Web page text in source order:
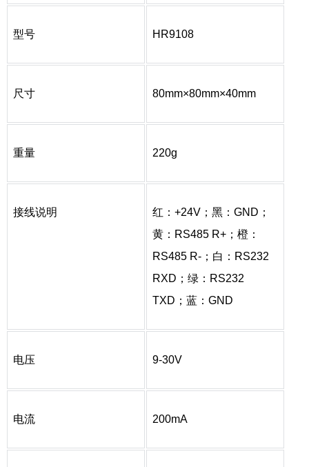
型号 HR9108
尺寸 80mm×80mm×40mm
重量 220g
接线说明
红：+24V；黑：GND；
黄：RS485 R+；橙：
RS485 R-；白：RS232
RXD；绿：RS232
TXD；蓝：GND
电压 9-30V
电流 200mA